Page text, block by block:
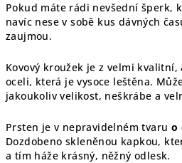
Pokud máte rádi nevšední šperk,
navíc nese v sobě kus dávných
zaujmou.
Kovový kroužek je z velmi
oceli, která je vysoce leštěna.
jakoukoliv velikost, neškrábe a
Prsten je v nepravidelném tvaru o
Dozdobeno skleněnou kapkou,
a tím háže krásný, něžný odlesk.